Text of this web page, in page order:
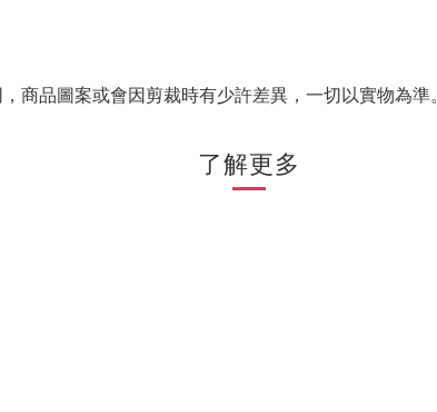
商品圖案或會因剪裁時有少許差異，一切以實物為準。
了解更多